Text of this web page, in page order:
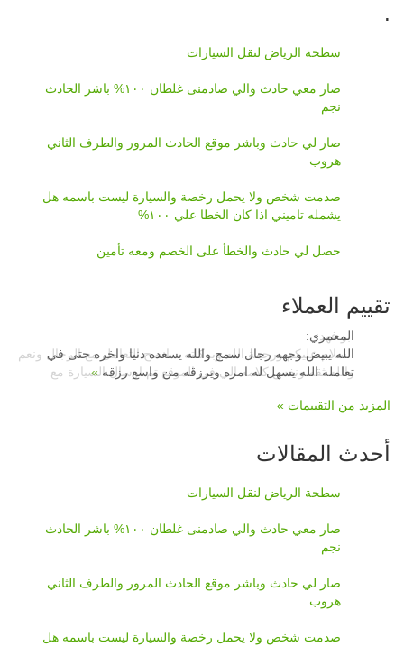
.
سطحة الرياض لنقل السيارات
صار معي حادث والي صادمنى غلطان ١٠٠% باشر الحادث
نجم
صار لي حادث وباشر موقع الحادث المرور والطرف الثاني
هروب
صدمت شخص ولا يحمل رخصة والسيارة ليست باسمه هل
يشمله تاميني اذا كان الخطا علي ١٠٠%
حصل لي حادث والخطأ على الخصم ومعه تأمين
تقييم العملاء
المعمري:
الله يبيض وجهه رجال سمح والله يسعده دنيا واخره حتى في
تعامله الله يسهل له امره ويرزقه من واسع رزقه»
المزيد من التقييمات »
أحدث المقالات
سطحة الرياض لنقل السيارات
صار معي حادث والي صادمنى غلطان ١٠٠% باشر الحادث
نجم
صار لي حادث وباشر موقع الحادث المرور والطرف الثاني
هروب
صدمت شخص ولا يحمل رخصة والسيارة ليست باسمه هل